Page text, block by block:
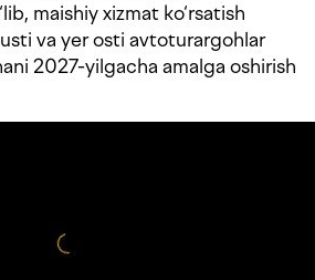
maishiy xizmat ko‘rsatish
va yer osti avtoturargohlar
2027-yilgacha amalga oshirish